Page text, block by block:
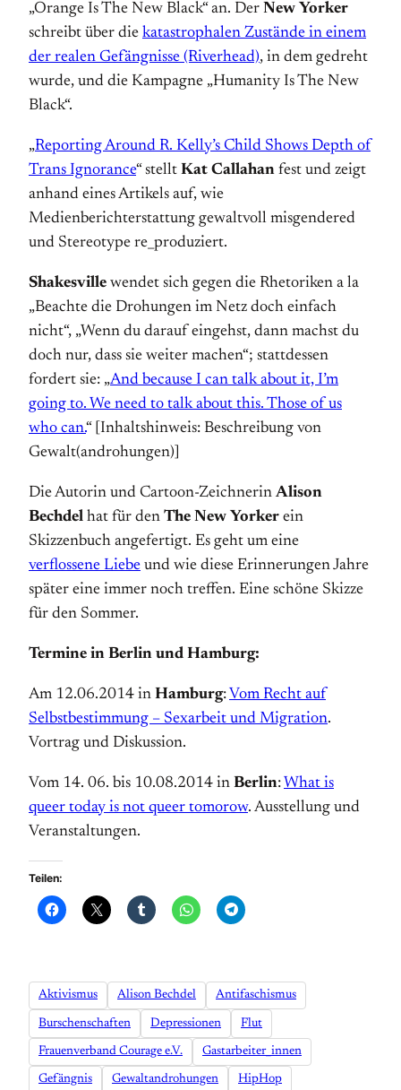
„Orange Is The New Black“ an. Der New Yorker
schreibt über die katastrophalen Zustände in einem
der realen Gefängnisse (Riverhead), in dem gedreht
wurde, und die Kampagne „Humanity Is The New
Black“.
„Reporting Around R. Kelly’s Child Shows Depth of
Trans Ignorance“ stellt Kat Callahan fest und zeigt
anhand eines Artikels auf, wie
Medienberichterstattung gewaltvoll misgendered
und Stereotype re_produziert.
Shakesville wendet sich gegen die Rhetoriken a la
„Beachte die Drohungen im Netz doch einfach
nicht“, „Wenn du darauf eingehst, dann machst du
doch nur, dass sie weiter machen“; stattdessen
fordert sie: „And because I can talk about it, I’m
going to. We need to talk about this. Those of us
who can.“ [Inhaltshinweis: Beschreibung von
Gewalt(androhungen)]
Die Autorin und Cartoon-Zeichnerin Alison
Bechdel hat für den The New Yorker ein
Skizzenbuch angefertigt. Es geht um eine
verflossene Liebe und wie diese Erinnerungen Jahre
später eine immer noch treffen. Eine schöne Skizze
für den Sommer.
Termine in Berlin und Hamburg:
Am 12.06.2014 in Hamburg: Vom Recht auf
Selbstbestimmung – Sexarbeit und Migration.
Vortrag und Diskussion.
Vom 14. 06. bis 10.08.2014 in Berlin: What is
queer today is not queer tomorow. Ausstellung und
Veranstaltungen.
Teilen:
Aktivismus Alison Bechdel Antifaschismus
Burschenschaften Depressionen Flut
Frauenverband Courage e.V. Gastarbeiter_innen
Gefängnis Gewaltandrohungen HipHop